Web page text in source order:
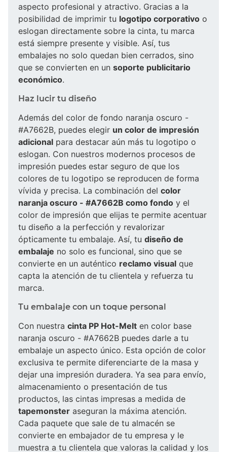
aspecto profesional y atractivo. Gracias a la
posibilidad de imprimir tu logotipo corporativo o
eslogan directamente sobre la cinta, tu marca
está siempre presente y visible. Así, tus
embalajes no solo quedan bien cerrados, sino
que se convierten en un soporte publicitario
económico.
Haz lucir tu diseño
Además del color de fondo naranja oscuro -
#A7662B, puedes elegir un color de impresión
adicional para destacar aún más tu logotipo o
eslogan. Con nuestros modernos procesos de
impresión puedes estar seguro de que los
colores de tu logotipo se reproducen de forma
vívida y precisa. La combinación del color
naranja oscuro - #A7662B como fondo y el
color de impresión que elijas te permite acentuar
tu diseño a la perfección y revalorizar
ópticamente tu embalaje. Así, tu diseño de
embalaje no solo es funcional, sino que se
convierte en un auténtico reclamo visual que
capta la atención de tu clientela y refuerza tu
marca.
Tu embalaje con un toque personal
Con nuestra cinta PP Hot-Melt en color base
naranja oscuro - #A7662B puedes darle a tu
embalaje un aspecto único. Esta opción de color
exclusiva te permite diferenciarte de la masa y
dejar una impresión duradera. Ya sea para envío,
almacenamiento o presentación de tus
productos, las cintas impresas a medida de
tapemonster aseguran la máxima atención.
Cada paquete que sale de tu almacén se
convierte en embajador de tu empresa y le
muestra a tu clientela que valoras la calidad y los